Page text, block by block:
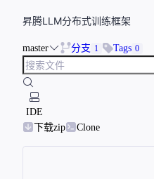
昇腾LLM分布式训练框架
master 分支 1 Tags 0
IDE
下载zip
Clone